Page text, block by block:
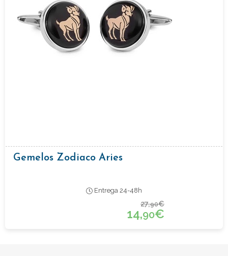
Gemelos Zodiaco Aries
Entrega 24-48h
27,90€
14,90€